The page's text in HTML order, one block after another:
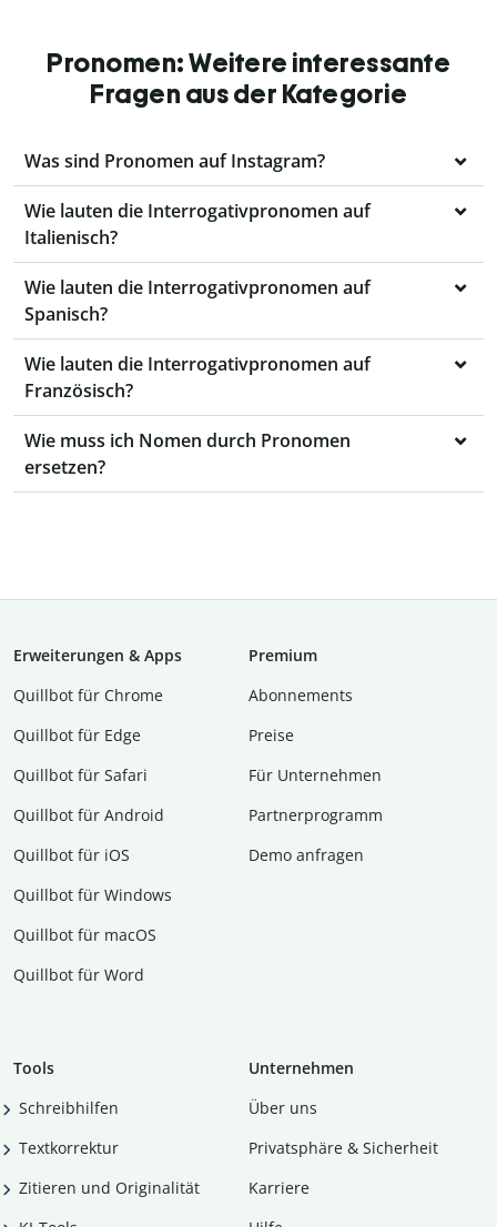
Pronomen: Weitere interessante
Fragen aus der Kategorie
Was sind Pronomen auf Instagram?
Wie lauten die Interrogativpronomen auf
Italienisch?
Wie lauten die Interrogativpronomen auf
Spanisch?
Wie lauten die Interrogativpronomen auf
Französisch?
Wie muss ich Nomen durch Pronomen
ersetzen?
Erweiterungen & Apps
Quillbot für Chrome
Quillbot für Edge
Quillbot für Safari
Quillbot für Android
Quillbot für iOS
Quillbot für Windows
Quillbot für macOS
Quillbot für Word
Premium
Abon­ne­ments
Preise
Für Unternehmen
Partnerprogramm
Demo anfragen
Tools
Schreibhilfen
Textkorrektur
Zitieren und Originalität
Unternehmen
Über uns
Privatsphäre & Sicherheit
Karriere